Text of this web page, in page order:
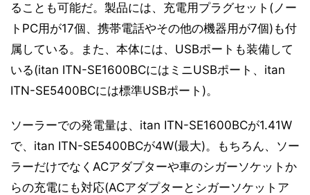
ることも可能だ。製品には、充電用プラグセット(ノー
トPC用が17個、携帯電話やその他の機器用が7個)も付
属している。また、本体には、USBポートも装備して
いる(itan ITN-SE1600BCにはミニUSBポート、itan
ITN-SE5400BCには標準USBポート)。
ソーラーでの発電量は、itan ITN-SE1600BCが1.41W
で、itan ITN-SE5400BCが4W(最大)。もちろん、ソー
ラーだけでなくACアダプターや車のシガーソケットか
らの充電にも対応(ACアダプターとシガーソケットア